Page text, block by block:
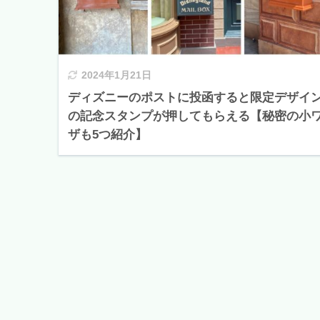
2024年1月21日
ディズニーのポストに投函すると限定デザイ
の記念スタンプが押してもらえる【秘密の小
ザも5つ紹介】